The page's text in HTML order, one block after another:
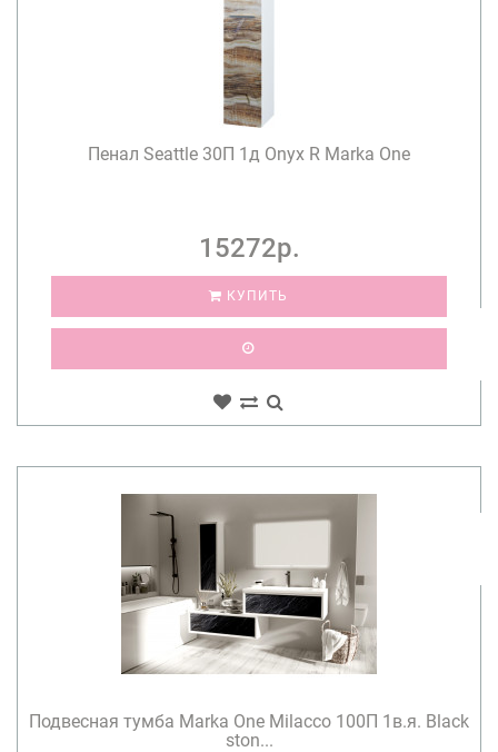
Пенал Seattle 30П 1д Onyx R Marka One
15272р.
КУПИТЬ
Подвесная тумба Marka One Milacco 100П 1в.я. Black
ston...